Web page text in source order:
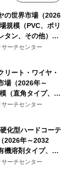
の世界市場（2026
規模（PVC、ポリ
タン、その他）・
ーチセンター
リート・ワイヤ・
場（2026年～
（直角タイプ、T
ートを発表
ーチセンター
化型ハードコーテ
2026年～2032
機溶剤タイプ、無
）・分析レポー
ーチセンター